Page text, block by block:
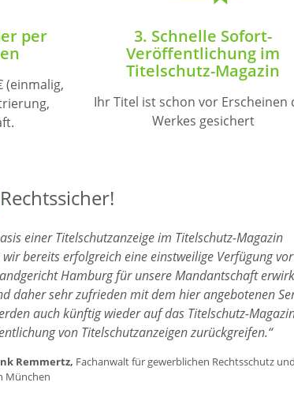
per
(einmalig,
3. Schnelle Sofort-
Veröffentlichung im
Titelschutz-Magazin
Ihr Titel ist schon vor Erscheinen
Werkes gesichert
Rechtssicher!
einer Titelschutzanzeige im Titelschutz-Magazin
bereits erfolgreich eine einstweilige Verfügung vor
Hamburg für unsere Mandantschaft
daher sehr zufrieden mit dem hier angebotenen
auch künftig wieder auf das Titelschutz-
von Titelschutzanzeigen zurückgreifen.“
Remmertz, Fachanwalt für gewerblichen Rechtsschutz
München